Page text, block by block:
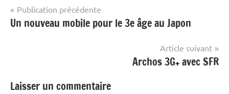
Navigation
de
Publication précédente
Un nouveau mobile pour le 3e âge au Japon
Article suivant
Archos 3G+ avec SFR
Laisser un commentaire